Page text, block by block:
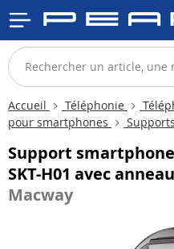
Accueil Téléphonie
pour smartphones
Support
SKT-H01 avec
Macway